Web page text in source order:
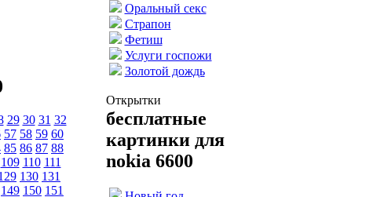
29 30 31 32
57 58 59 60
85 86 87 88
109 110 111
130 131
149 150 151
Оральный секс
Страпон
Фетиш
Услуги госпожи
Золотой дождь
Открытки
бесплатные
картинки для
nokia 6600